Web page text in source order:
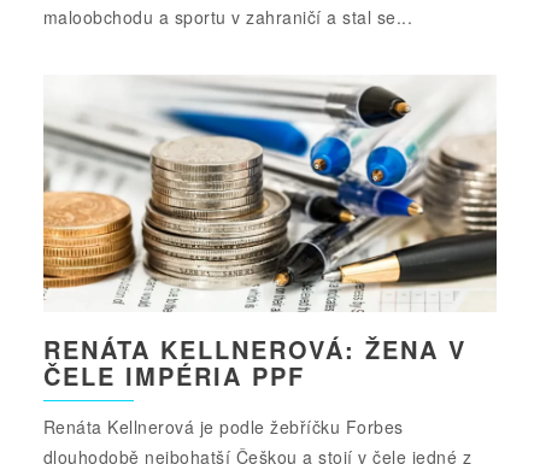
maloobchodu a sportu v zahraničí a stal se...
RENÁTA KELLNEROVÁ: ŽENA V
ČELE IMPÉRIA PPF
Renáta Kellnerová je podle žebříčku Forbes
dlouhodobě nejbohatší Češkou a stojí v čele jedné z